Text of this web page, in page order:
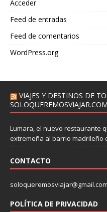
Acceder
Feed de entradas
Feed de comentarios
WordPress.org
VIAJES Y DESTINOS DE
SOLOQUEREMOSVIAJAR.COM
Lumara, el nuevo restaurante
extremeña al barrio madrileño
CONTACTO
soloqueremosviajar@gmail.com
POLÍTICA DE PRIVACIDAD